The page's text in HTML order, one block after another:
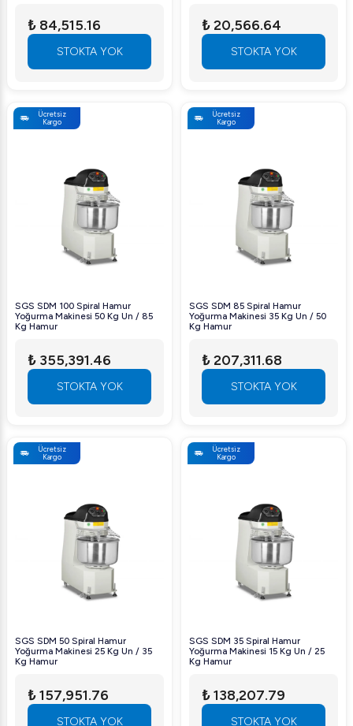
₺ 84,515.16
STOKTA YOK
₺ 20,566.64
STOKTA YOK
Ücretsiz
Kargo
SGS SDM 100 Spiral Hamur
Yoğurma Makinesi 50 Kg Un / 85
Kg Hamur
₺ 355,391.46
STOKTA YOK
Ücretsiz
Kargo
SGS SDM 85 Spiral Hamur
Yoğurma Makinesi 35 Kg Un / 50
Kg Hamur
₺ 207,311.68
STOKTA YOK
Ücretsiz
Kargo
SGS SDM 50 Spiral Hamur
Yoğurma Makinesi 25 Kg Un / 35
Kg Hamur
₺ 157,951.76
STOKTA YOK
Ücretsiz
Kargo
SGS SDM 35 Spiral Hamur
Yoğurma Makinesi 15 Kg Un / 25
Kg Hamur
₺ 138,207.79
STOKTA YOK